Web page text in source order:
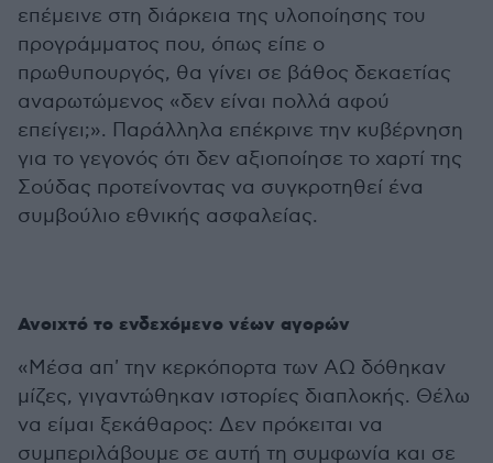
επέμεινε στη διάρκεια της υλοποίησης του
προγράμματος που, όπως είπε ο
πρωθυπουργός, θα γίνει σε βάθος δεκαετίας
αναρωτώμενος «δεν είναι πολλά αφού
επείγει;». Παράλληλα επέκρινε την κυβέρνηση
για το γεγονός ότι δεν αξιοποίησε το χαρτί της
Σούδας προτείνοντας να συγκροτηθεί ένα
συμβούλιο εθνικής ασφαλείας.
Ανοιχτό το ενδεχόμενο νέων αγορών
«Μέσα απ' την κερκόπορτα των ΑΩ δόθηκαν
μίζες, γιγαντώθηκαν ιστορίες διαπλοκής. Θέλω
να είμαι ξεκάθαρος: Δεν πρόκειται να
συμπεριλάβουμε σε αυτή τη συμφωνία και σε